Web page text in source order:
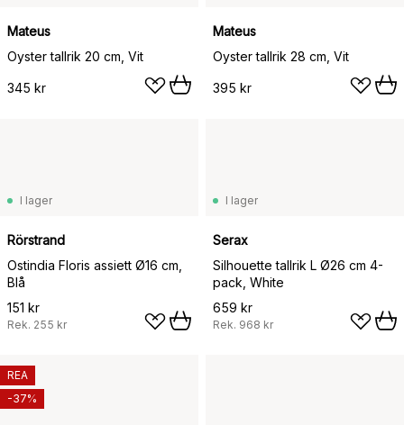
Mateus
Oyster tallrik 20 cm, Vit
345 kr
Mateus
Oyster tallrik 28 cm, Vit
395 kr
I lager
Rörstrand
Ostindia Floris assiett Ø16 cm,
Blå
151 kr
Rek. 255 kr
I lager
Serax
Silhouette tallrik L Ø26 cm 4-
pack, White
659 kr
Rek. 968 kr
REA
-37%